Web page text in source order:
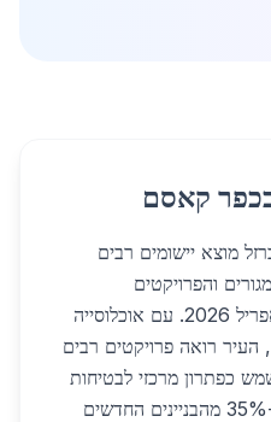
בכפר קאסם
מוצא יישומים רבים
והפרויקטים
הציבוריים, כפי שמתעדכן באפריל 2026. עם אוכלוסייה
תושבים, העיר רואה פרויקטים רבים
כפתרון מרכזי לבטיחות
ואורך חיים. בשנת 2026, כ-35% מהבניינים החדשים